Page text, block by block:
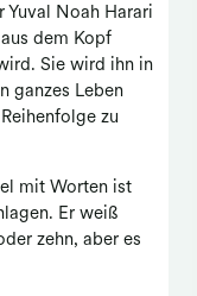
Yuval Noah Harari
dem Kopf
Sie wird ihn in
ganzes Leben
zu
mit Worten ist
Er weiß
zehn, aber es